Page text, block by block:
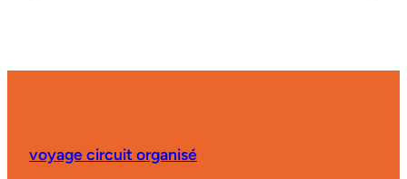
voyage circuit organisé